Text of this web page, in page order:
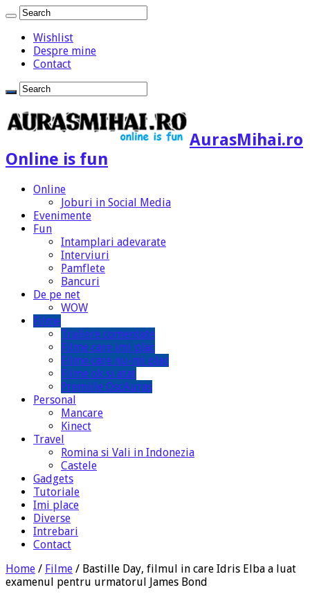
Wishlist
Despre mine
Contact
AurasMihai.ro
Online is fun
Online
Joburi in Social Media
Evenimente
Fun
Intamplari adevarate
Interviuri
Pamflete
Bancuri
De pe net
WOW
Filme
Trailere comentate
Filme care imi plac
Filme care nu-mi plac
Filme ok si atat
Premiile OscAuras
Personal
Mancare
Kinect
Travel
Romina si Vali in Indonezia
Castele
Gadgets
Tutoriale
Imi place
Diverse
Intrebari
Contact
Home / Filme / Bastille Day, filmul in care Idris Elba a luat
examenul pentru urmatorul James Bond